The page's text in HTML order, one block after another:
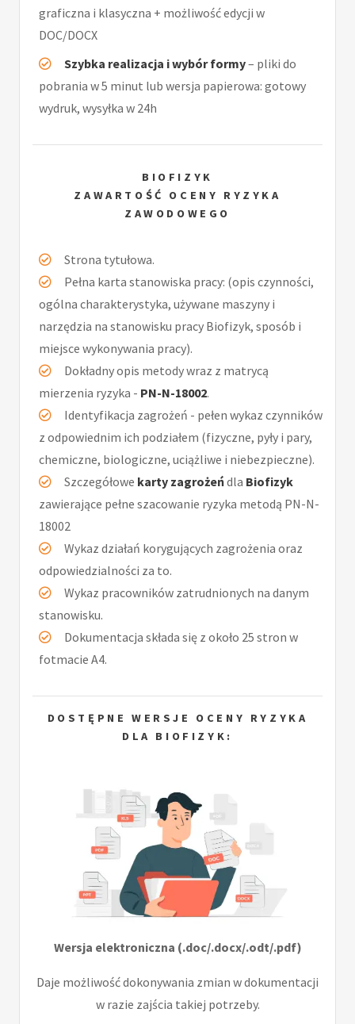
graficzna i klasyczna + możliwość edycji w
DOC/DOCX
Szybka realizacja i wybór formy– pliki do
pobrania w 5 minut lub wersja papierowa: gotowy
wydruk, wysyłka w 24h
BIOFIZYK
ZAWARTOŚĆ OCENY RYZYKA
ZAWODOWEGO
Strona tytułowa.
Pełna karta stanowiska pracy: (opis czynności,
ogólna charakterystyka, używane maszyny i
narzędzia na stanowisku pracy Biofizyk, sposób i
miejsce wykonywania pracy).
Dokładny opis metody wraz z matrycą
mierzenia ryzyka - PN-N-18002.
Identyfikacja zagrożeń - pełen wykaz czynników
z odpowiednim ich podziałem (fizyczne, pyły i pary,
chemiczne, biologiczne, uciążliwe i niebezpieczne).
Szczegółowe karty zagrożeńdla Biofizyk
zawierające pełne szacowanie ryzyka metodą PN-N-
18002
Wykaz działań korygujących zagrożenia oraz
odpowiedzialności za to.
Wykaz pracowników zatrudnionych na danym
stanowisku.
Dokumentacja składa się z około 25 stron w
fotmacie A4.
DOSTĘPNE WERSJE OCENY RYZYKA
DLA BIOFIZYK:
Wersja elektroniczna (.doc/.docx/.odt/.pdf)
Daje możliwość dokonywania zmian w dokumentacji
w razie zajścia takiej potrzeby.